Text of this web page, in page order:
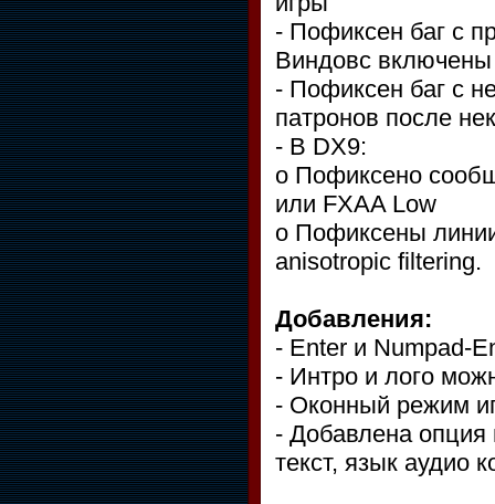
- Пофиксен баг с
Виндовс
- Пофиксен баг с
патронов после
- В DX9:
o Пофиксено
или FXAA Low
o Пофиксены
anisotropic filtering.
Добавления:
- Enter и Numpad-
- Интро и лого
- Оконный режим
- Добавлена опция
текст, язык аудио